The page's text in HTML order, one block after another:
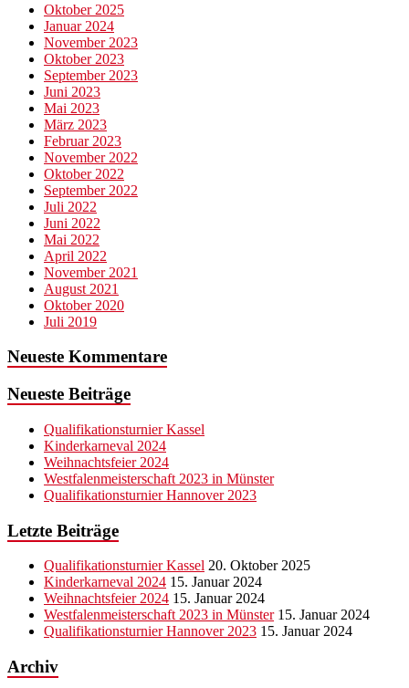
Oktober 2025
Januar 2024
November 2023
Oktober 2023
September 2023
Juni 2023
Mai 2023
März 2023
Februar 2023
November 2022
Oktober 2022
September 2022
Juli 2022
Juni 2022
Mai 2022
April 2022
November 2021
August 2021
Oktober 2020
Juli 2019
Neueste Kommentare
Neueste Beiträge
Qualifikationsturnier Kassel
Kinderkarneval 2024
Weihnachtsfeier 2024
Westfalenmeisterschaft 2023 in Münster
Qualifikationsturnier Hannover 2023
Letzte Beiträge
Qualifikationsturnier Kassel 20. Oktober 2025
Kinderkarneval 2024 15. Januar 2024
Weihnachtsfeier 2024 15. Januar 2024
Westfalenmeisterschaft 2023 in Münster 15. Januar 2024
Qualifikationsturnier Hannover 2023 15. Januar 2024
Archiv